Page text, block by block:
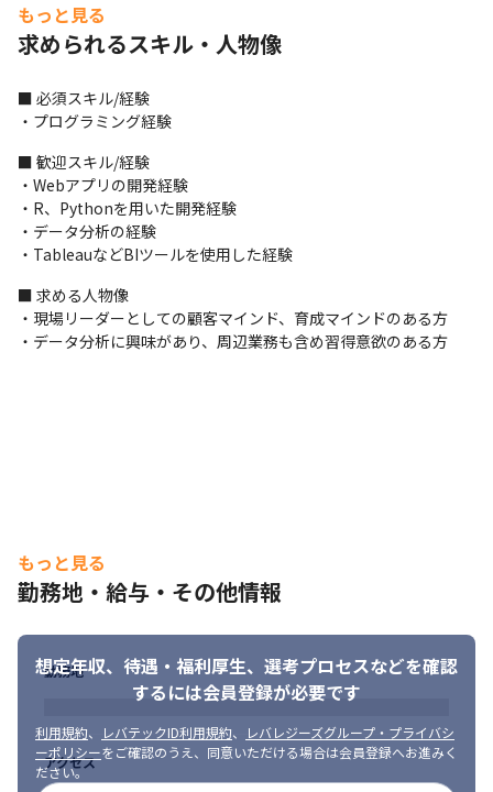
もっと見る
求められるスキル・人物像
■ 必須スキル/経験
・プログラミング経験
■ 歓迎スキル/経験
・Webアプリの開発経験
・R、Pythonを用いた開発経験
・データ分析の経験
・TableauなどBIツールを使用した経験
■ 求める人物像
・現場リーダーとしての顧客マインド、育成マインドのある方
・データ分析に興味があり、周辺業務も含め習得意欲のある方
もっと見る
勤務地・給与・その他情報
想定年収、待遇・福利厚生、 選考プロセスなどを確認
するには会員登録が必要です
利用規約、 レバテックID利用規約、
レバレジーズグループ・プライバシ
ーポリシーをご確認のうえ、同意いただける場合は会員登録へお進みく
ださい。
勤務地
アクセス